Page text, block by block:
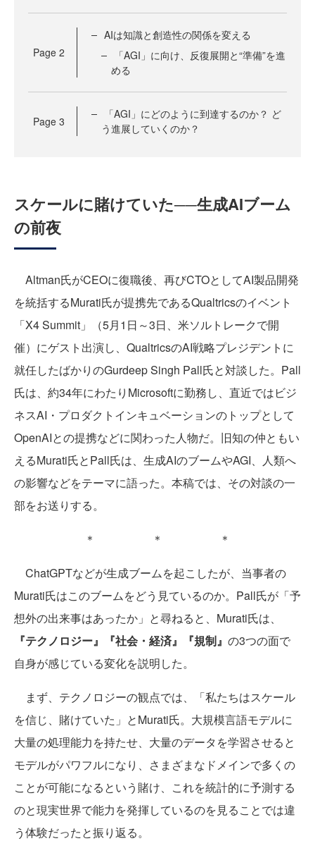
Page 2
AIは知識と創造性の関係を変える
「AGI」に向け、反復展開と“準備”を進
める
Page 3
「AGI」にどのように到達するのか？ ど
う進展していくのか？
スケールに賭けていた──生成AIブーム
の前夜
Altman氏がCEOに復職後、再びCTOとしてAI製品開発
を統括するMurati氏が提携先であるQualtricsのイベント
「X4 Summit」（5月1日～3日、米ソルトレークで開
催）にゲスト出演し、QualtricsのAI戦略プレジデントに
就任したばかりのGurdeep Singh Pall氏と対談した。Pall
氏は、約34年にわたりMicrosoftに勤務し、直近ではビジ
ネスAI・プロダクトインキュベーションのトップとして
OpenAIとの提携などに関わった人物だ。旧知の仲ともい
えるMurati氏とPall氏は、生成AIのブームやAGI、人類へ
の影響などをテーマに語った。本稿では、その対談の一
部をお送りする。
＊ ＊ ＊
ChatGPTなどが生成ブームを起こしたが、当事者の
Murati氏はこのブームをどう見ているのか。Pall氏が「予
想外の出来事はあったか」と尋ねると、Murati氏は、
『テクノロジー』『社会・経済』『規制』 の3つの面で
自身が感じている変化を説明した。
まず、テクノロジーの観点では、「私たちはスケール
を信じ、賭けていた」とMurati氏。大規模言語モデルに
大量の処理能力を持たせ、大量のデータを学習させると
モデルがパワフルになり、さまざまなドメインで多くの
ことが可能になるという賭け、これを統計的に予測する
のと現実世界で能力を発揮しているのを見ることでは違
う体験だったと振り返る。